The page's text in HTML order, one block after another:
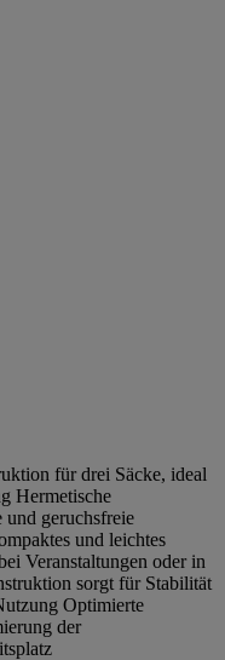
für drei Säcke, ideal
Hermetische
und geruchsfreie
und leichtes
Veranstaltungen oder in
sorgt für Stabilität
Optimierte
der